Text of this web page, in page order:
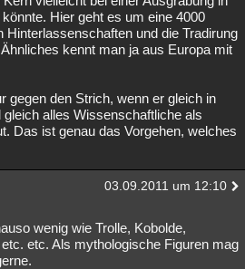
Hier geht es um eine 4000
Hinterlassenschaften und die Tradirung
kennt man ja aus Europa mit
gegen den Strich, wenn er gleich in
alles Wissenschaftliche als
Das ist genau das Vorgehen, welches
03.09.2011 um 12:10
wenig wie Trolle, Kobolde,
etc. Als mythologische Figuren mag